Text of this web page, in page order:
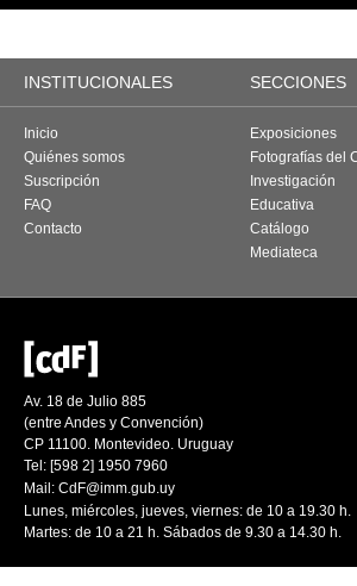
INSTITUCIONALES SECCIONES
Inicio
Quiénes somos
Suscripción
FAQ
Contacto
Exposiciones
Fotografías del
Investigación
Educativa
Catálogo
Mediateca
Av. 18 de Julio 885
(entre Andes y Convención)
CP 11100. Montevideo. Uruguay
Tel: [598 2] 1950 7960
Mail: CdF@imm.gub.uy
Lunes, miércoles, jueves, viernes: de 10 a 19.30 h.
Martes: de 10 a 21 h. Sábados de 9.30 a 14.30 h.